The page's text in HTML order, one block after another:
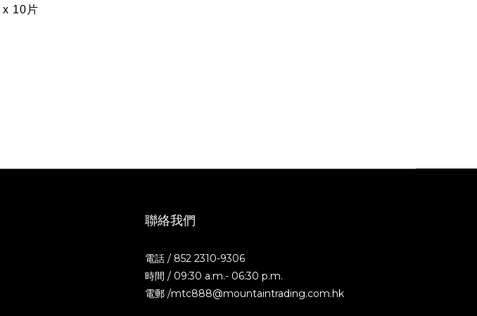
x 10片
聯絡我們
電話 / 852 2310-9306
時間 / 09:30 a.m.- 06:30 p.m.
電郵 /mtc888@mountaintrading.com.hk